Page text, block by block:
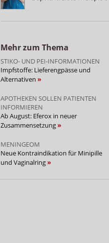
Mehr zum Thema
STIKO- UND PEI-INFORMATIONEN
Impfstoffe: Lieferengpässe und
Alternativen
APOTHEKEN SOLLEN PATIENTEN
INFORMIEREN
Ab August: Eferox in neuer
Zusammensetzung
MENINGEOM
Neue Kontraindikation für Minipille
und Vaginalring